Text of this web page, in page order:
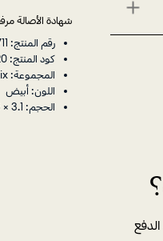
شهادة الأصالة
رقم المنتج: 030717541711
كود المنتج: 5750620
المجموعة: Matrix
اللون: أبيض
الحجم: 3.1 × 0.3 × 3.3 سم